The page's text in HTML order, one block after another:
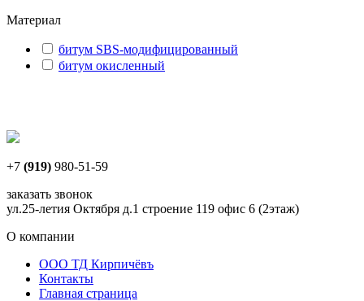
Материал
битум SBS-модифицированный
битум окисленный
+7 (919) 980-51-59
заказать звонок
ул.25-летия Октября д.1 строение 119 офис 6 (2этаж)
О компании
ООО ТД Кирпичёвъ
Контакты
Главная страница